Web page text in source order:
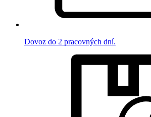
Dovoz do 2 pracovných dní.